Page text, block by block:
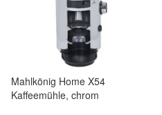
Mahlkönig Home X54
Kaffeemühle, chrom